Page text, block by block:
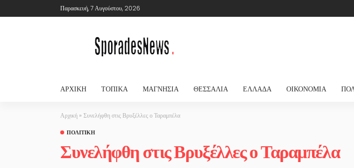
Παρασκευή, 7 Αυγούστου, 2026
ΑΡΧΙΚΉ ΤΟΠΙΚΆ ΜΑΓΝΗΣΊΑ ΘΕΣΣΑΛΊΑ ΕΛΛΆΔΑ ΟΙΚΟΝΟΜΊΑ
Αρχική » Συνελήφθη στις Βρυξέλλες ο Ταραμπέλα
ΠΟΛΙΤΙΚΉ
Συνελήφθη στις Βρυξέλλες ο Ταραμπέλα